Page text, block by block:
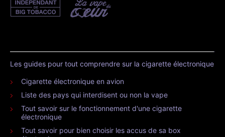
Les guides pour tout comprendre sur la cigarette électronique
Cigarette électronique en avion
Liste des pays qui interdisent ou non la vape
Tout savoir sur le fonctionnement d'une cigarette
électronique
Tout savoir pour bien choisir les accus de sa box